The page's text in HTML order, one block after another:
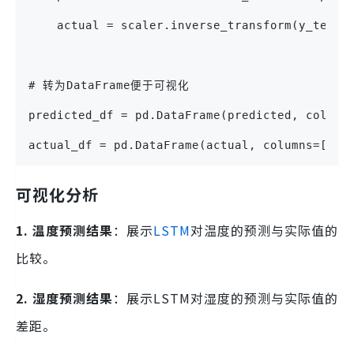
    actual = scaler.inverse_transform(y_test)
# 转为DataFrame便于可视化
predicted_df = pd.DataFrame(predicted,
actual_df = pd.DataFrame(actual,
可视化分析
1. 温度预测结果：展示LSTM对温度的预测与实际值的
比较。
2. 湿度预测结果：展示LSTM对湿度的预测与实际值的
差距。